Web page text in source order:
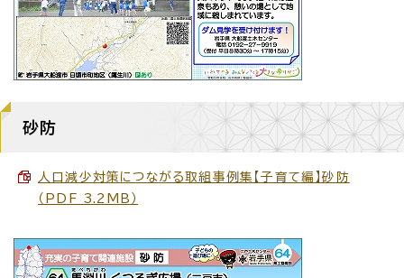
砂防
人口減少対策につながる取組事例集【子育て編】砂防
（PDF 3.2MB）